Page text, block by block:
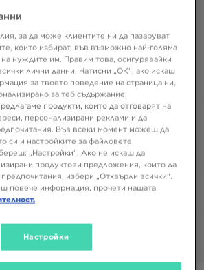
за да може клиентите ни да пазаруват
които избират, във възможно най-голяма
на нуждите им. Правим това, осигурявайки
лични данни. Натисни „ОК“, ако искаш
за твоето поведение на страница ни,
за теб съдържание,
продукти, които да отговарят на
персонализирани реклами и да
Във всеки момент можеш да
си и настройките за файловете
„Настройки“. Ако не искаш да
продуктови предложения, които да
избери „Отхвърли всички“.
повече информация, прочети нашата
Настройки